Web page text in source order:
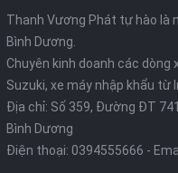
Thanh Vương Phát tự hào là
Bình Dương.
Chuyên kinh doanh các dòng
Suzuki, xe máy nhập khẩu từ
Địa chỉ: Số 359, Đường ĐT
Bình Dương
Điện thoại: 0394555666 -